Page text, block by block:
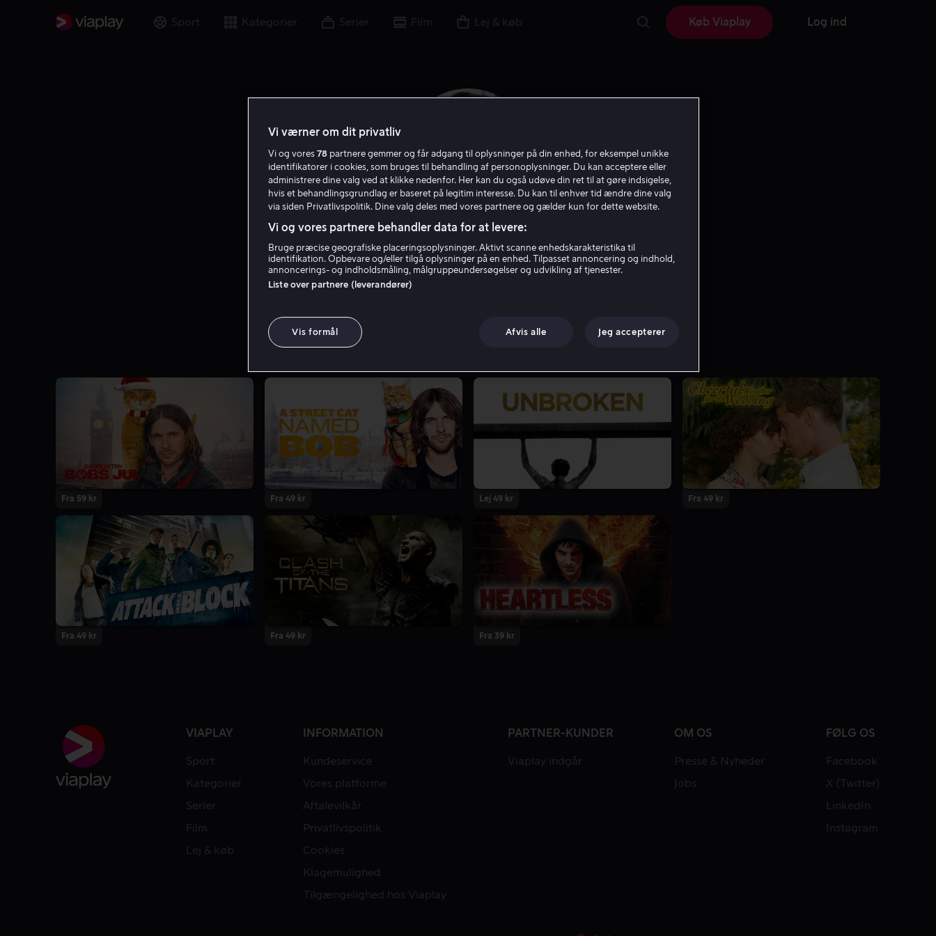
Sport Kategorier Serier Film Lej & køb Køb Viaplay Log ind
Luke Treadaway
Fra 59 kr Fra 49 kr Lej 49 kr Fra 49 kr
Fra 49 kr Fra 49 kr Fra 39 kr
VIAPLAY
Sport
Kategorier
Serier
Film
Lej & køb
INFORMATION
Kundeservice
Vores platforme
Aftalevilkår
Privatlivspolitik
Cookies
Klagemulighed
Tilgængelighed hos Viaplay
PARTNER-KUNDER
Viaplay indgår
OM OS
Presse & Nyheder
Jobs
FØLG OS
Facebook
X (Twitter)
LinkedIn
Instagram
Vi værner om dit privatliv
Vi og vores 78 partnere gemmer og får adgang til oplysninger på din enhed, for eksempel unikke
identifikatorer i cookies, som bruges til behandling af personoplysninger. Du kan acceptere eller
administrere dine valg ved at klikke nedenfor. Her kan du også udøve din ret til at gøre indsigelse,
hvis et behandlingsgrundlag er baseret på legitim interesse. Du kan til enhver tid ændre dine valg
via siden Privatlivspolitik. Dine valg deles med vores partnere og gælder kun for dette website.
Vi og vores partnere behandler data for at levere:
Bruge præcise geografiske placeringsoplysninger. Aktivt scanne enhedskarakteristika til
identifikation. Opbevare og/eller tilgå oplysninger på en enhed. Tilpasset annoncering og indhold,
annoncerings- og indholdsmåling, målgruppeundersøgelser og udvikling af tjenester.
Liste over partnere (leverandører)
Vis formål Afvis alle Jeg accepterer